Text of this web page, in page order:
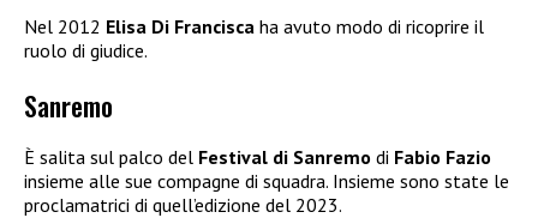
Nel 2012 Elisa Di Francisca ha avuto modo di ricoprire il
ruolo di giudice.
Sanremo
È salita sul palco del Festival di Sanremo di Fabio Fazio
insieme alle sue compagne di squadra. Insieme sono state le
proclamatrici di quell’edizione del 2023.